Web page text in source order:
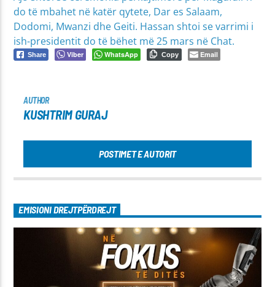
do të mbahet në katër qytete, Dar es Salaam,
Dodomi, Mwanzi dhe Geiti. Hassan shtoi se varrimi i
ish-presidentit do të bëhet më 25 mars në Chat.
Share Viber WhatsApp Copy Email
AUTHOR
KUSHTRIM GURAJ
POSTIMET E AUTORIT
EMISIONI DREJTPËRDREJT